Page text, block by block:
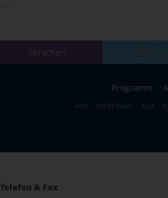
Sprachen Beruf &
Programm
FAQ IMPRESSUM AGB
Telefon & Fax